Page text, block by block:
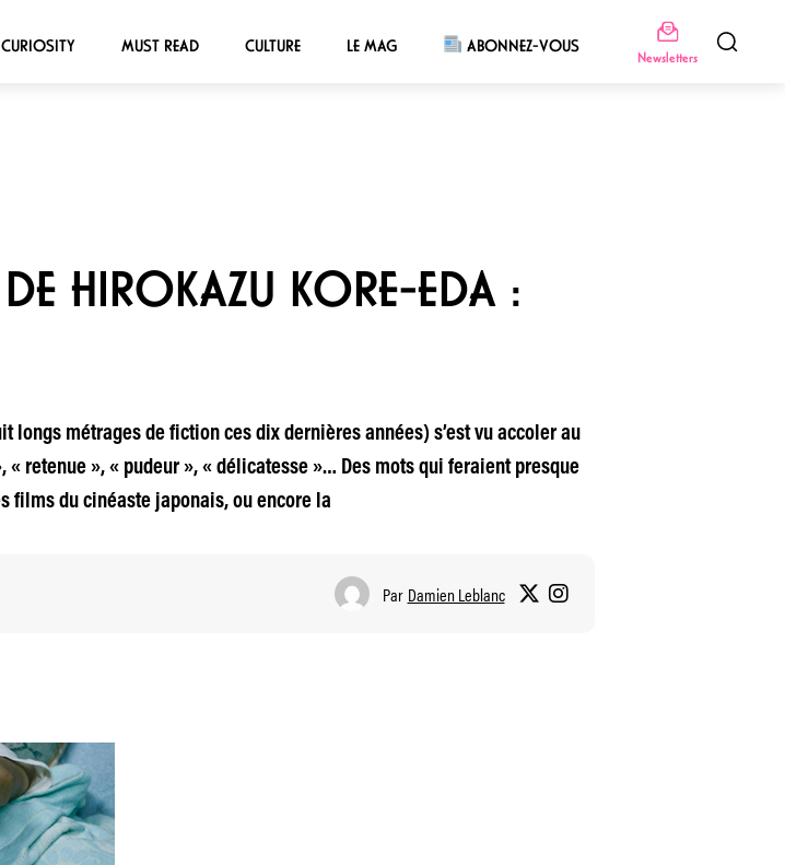
MUST READ CULTURE LE MAG ABONNEZ-VOUS
Newsletters
HIROKAZU KORE-EDA :
métrages de fiction ces dix dernières années) s’est vu accoler au
retenue », « pudeur », « délicatesse »… Des mots qui feraient presque
films du cinéaste japonais, ou encore la
Par Damien Leblanc